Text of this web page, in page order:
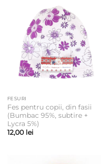
FESURI
Fes pentru copii, din fasii
(Bumbac 95%, subtire +
Lycra 5%)
12,00 lei